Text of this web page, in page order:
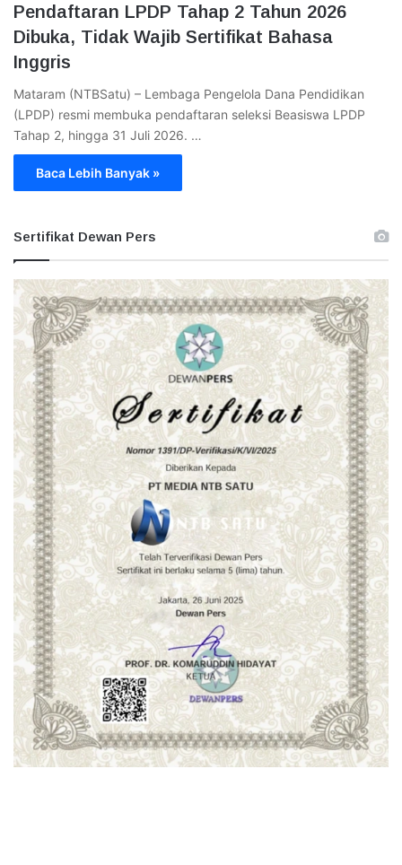
Pendaftaran LPDP Tahap 2 Tahun 2026
Dibuka, Tidak Wajib Sertifikat Bahasa
Inggris
Mataram (NTBSatu) – Lembaga Pengelola Dana Pendidikan
(LPDP) resmi membuka pendaftaran seleksi Beasiswa LPDP
Tahap 2, hingga 31 Juli 2026. …
Baca Lebih Banyak »
Sertifikat Dewan Pers